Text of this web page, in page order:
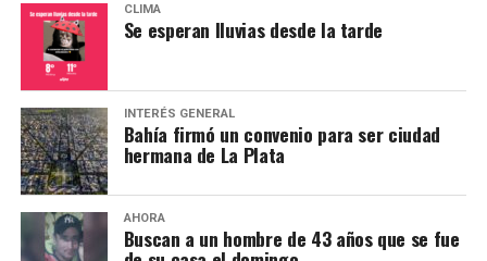
Además para prevenir que se propaguen, es importante
lavar la ropa, sábanas y mantas o acolchados, remojar
peines y cepillos en agua caliente y aspirar el piso y los
muebles.
CLIMA
Se esperan lluvias desde la tarde
INTERÉS GENERAL
Bahía firmó un convenio para ser ciudad
hermana de La Plata
AHORA
Buscan a un hombre de 43 años que se fue